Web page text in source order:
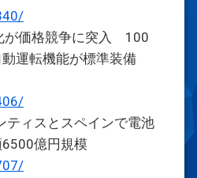
が価格競争に突入 100
運転機能が標準装備
ティスとスペインで電池
億円規模